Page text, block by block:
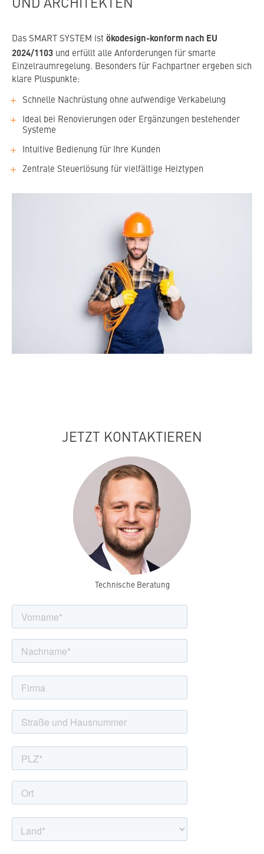
UND ARCHITEKTEN
Das SMART SYSTEM ist ökodesign-konform nach EU
2024/1103 und erfüllt alle Anforderungen für smarte
Einzelraumregelung. Besonders für Fachpartner ergeben sich
klare Pluspunkte:
Schnelle Nachrüstung ohne aufwendige Verkabelung
Ideal bei Renovierungen oder Ergänzungen bestehender
Systeme
Intuitive Bedienung für Ihre Kunden
Zentrale Steuerlösung für vielfältige Heiztypen
JETZT KONTAKTIEREN
Technische Beratung